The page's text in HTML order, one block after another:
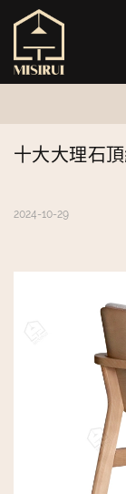
十大大理石
2024-10-29